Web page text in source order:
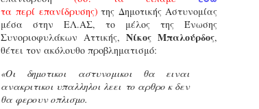
τα περί επανίδρυσης) της Δημοτικής Αστυνομίας
μέσα στην ΕΛ.ΑΣ, το μέλος της Ένωσης
Συνοριοφυλάκων Αττικής, Νίκος Μπαλούρδος,
θέτει τον ακόλουθο προβληματισμό:
«Οι δημοτικοι αστυνομικοι θα ειναι
ανακριτικοι υπαλληλοι λεει το αρθρο κ δεν
θα φερουν οπλισμο.
Ξεκινά επίσημα η
Η Δημοτική Αστυνομία
καθώς από την 1η
παρουσία του Δήμου
χώρους.